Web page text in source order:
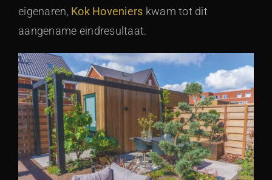
eigenaren, Kok Hoveniers kwam tot dit
aangename eindresultaat.